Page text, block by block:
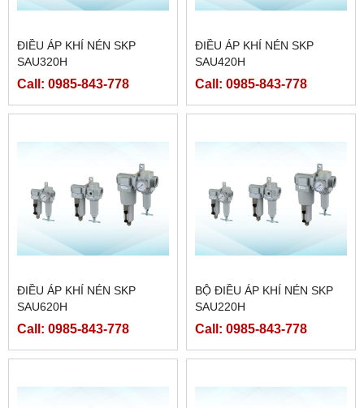
ĐIỀU ÁP KHÍ NÉN SKP
SAU320H
Call: 0985-843-778
ĐIỀU ÁP KHÍ NÉN SKP
SAU420H
Call: 0985-843-778
ĐIỀU ÁP KHÍ NÉN SKP
SAU620H
Call: 0985-843-778
BỘ ĐIỀU ÁP KHÍ NÉN SKP
SAU220H
Call: 0985-843-778